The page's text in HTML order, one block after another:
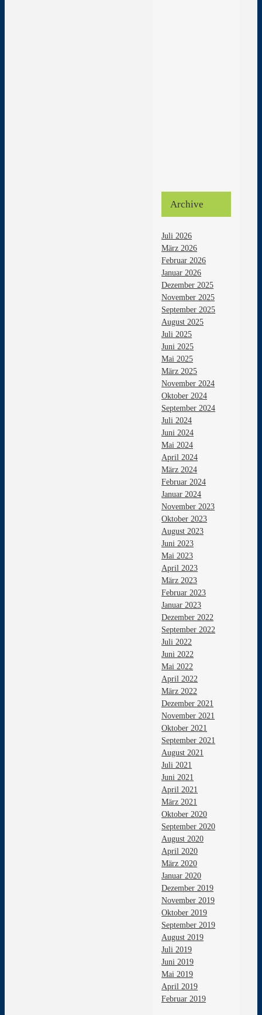
Archive
Juli 2026
März 2026
Februar 2026
Januar 2026
Dezember 2025
November 2025
September 2025
August 2025
Juli 2025
Juni 2025
Mai 2025
März 2025
November 2024
Oktober 2024
September 2024
Juli 2024
Juni 2024
Mai 2024
April 2024
März 2024
Februar 2024
Januar 2024
November 2023
Oktober 2023
August 2023
Juni 2023
Mai 2023
April 2023
März 2023
Februar 2023
Januar 2023
Dezember 2022
September 2022
Juli 2022
Juni 2022
Mai 2022
April 2022
März 2022
Dezember 2021
November 2021
Oktober 2021
September 2021
August 2021
Juli 2021
Juni 2021
April 2021
März 2021
Oktober 2020
September 2020
August 2020
April 2020
März 2020
Januar 2020
Dezember 2019
November 2019
Oktober 2019
September 2019
August 2019
Juli 2019
Juni 2019
Mai 2019
April 2019
Februar 2019